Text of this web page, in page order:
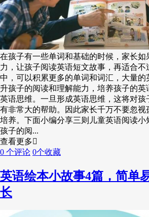
在孩子有一些单词和基础的时候，家长
力，让孩子阅读英语短文故事，再适合
中，可以积累更多的单词和词汇，大量的
升孩子的阅读和理解能力，培养孩子的
英语思维。一旦形成英语思维，这将对孩
有非常大的帮助。因此家长千万不要忽视
培养。下面小编分享三则儿童英语阅读
孩子的阅...
查看更多
0 个评论 0个收藏
英语绘本小故事4篇，简单
长